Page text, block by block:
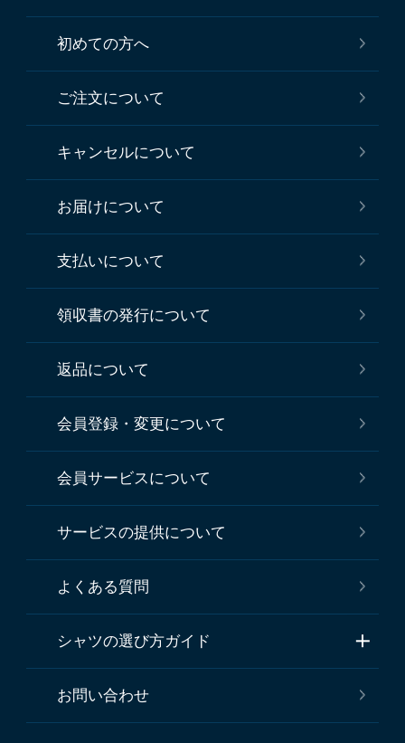
初めての方へ
ご注文について
キャンセルについて
お届けについて
支払いについて
領収書の発行について
返品について
会員登録・変更について
会員サービスについて
サービスの提供について
よくある質問
シャツの選び方ガイド
お問い合わせ